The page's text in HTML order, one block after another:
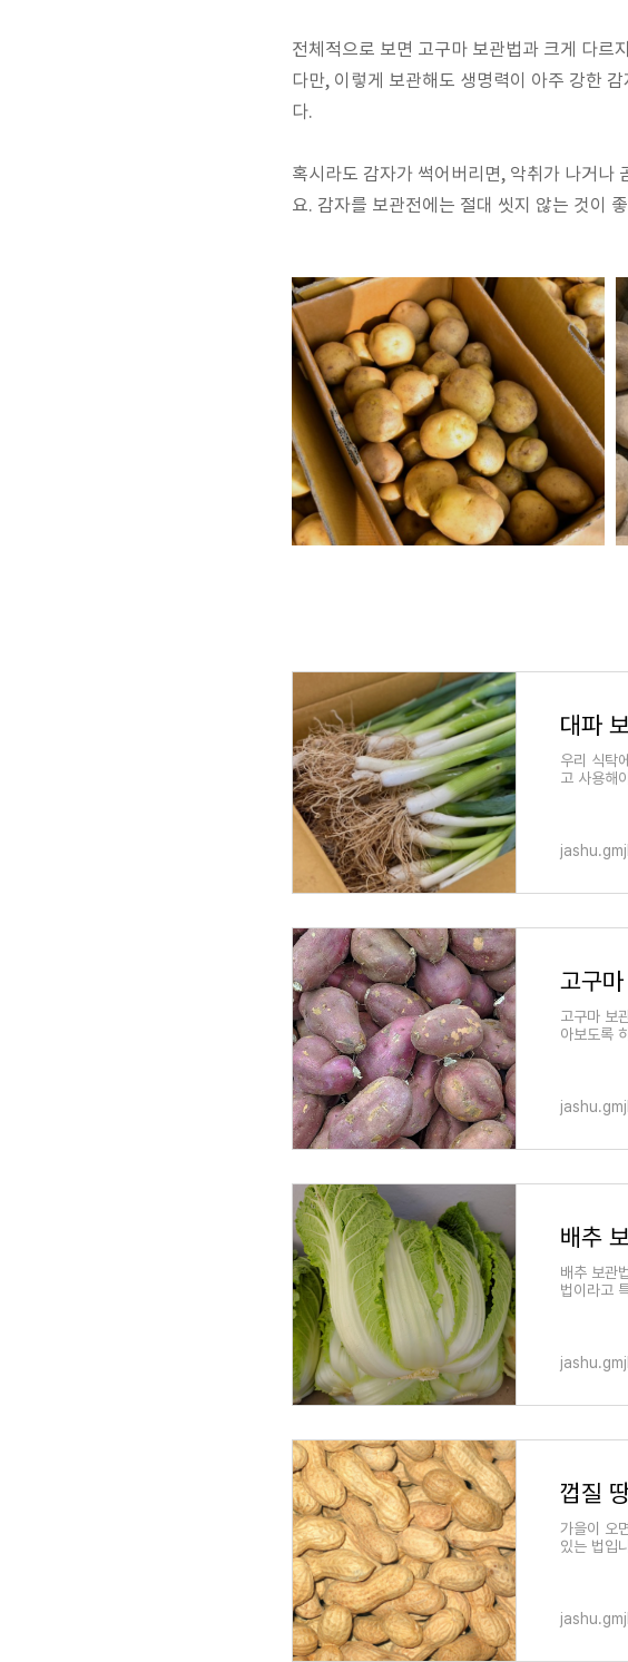
전체적으로 보면 고구마 보관법과 크게 다르
다만, 이렇게 보관해도 생명력이 아주 강한
다.
혹시라도 감자가 썩어버리면, 악취가 나거나
요. 감자를 보관전에는 절대 씻지 않는 것이
대파
우리 식탁
고 사용해
고구
고구마 보
아보도록
배추
배추 보관
법이라고
껍질
가을이 오
있는 법입